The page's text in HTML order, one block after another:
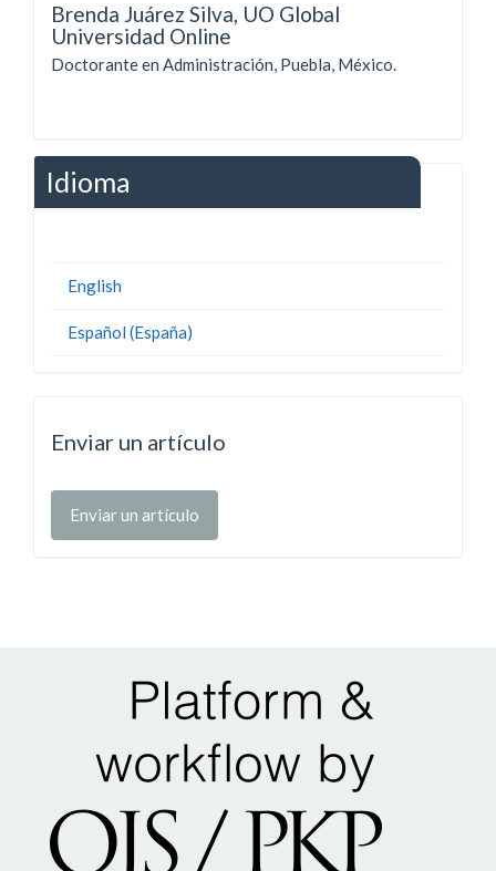
Brenda Juárez Silva, UO Global
Universidad Online
Doctorante en Administración, Puebla, México.
Idioma
English
Español (España)
Enviar un artículo
Enviar un artículo